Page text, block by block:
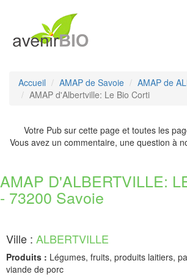
Accueil AMAP de Savoie
AMAP de
AMAP d'Albertville: Le Bio Corti
Votre Pub sur cette page et toutes les
Vous avez un commentaire, une question à
AMAP D'ALBERTVILLE:
- 73200 Savoie
Ville : ALBERTVILLE
Produits : Légumes, fruits, produits laitiers,
viande de porc